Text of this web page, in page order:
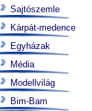
Sajtószemle
Kárpát-medence
Egyházak
Média
Modellvilág
Bim-Bam